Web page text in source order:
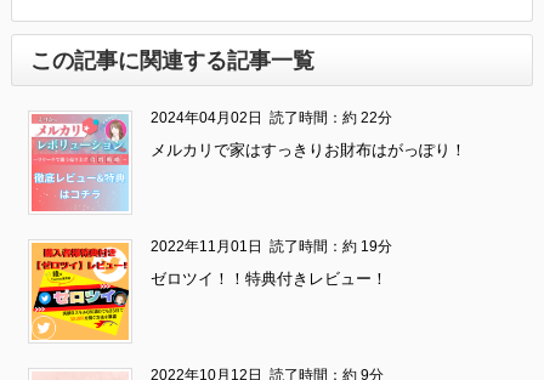
この記事に関連する記事一覧
2024年04月02日 読了時間：約 22分
メルカリで家はすっきりお財布はがっぽり！
2022年11月01日 読了時間：約 19分
ゼロツイ！！特典付きレビュー！
2022年10月12日 読了時間：約 9分